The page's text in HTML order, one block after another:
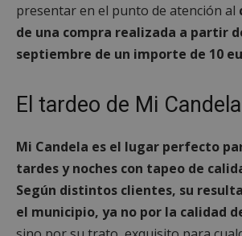
presentar en el punto de atención al
de una compra realizada a partir
septiembre de un importe de 10
El tardeo de Mi Candela
Mi Candela es el lugar perfecto
tardes y noches con tapeo de
Según distintos clientes, su
el municipio, ya no por la calidad